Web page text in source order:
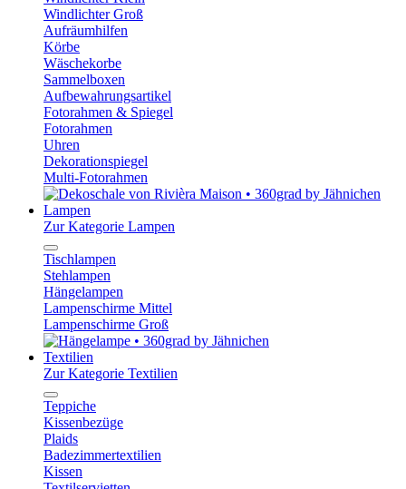
Windlichter Groß
Aufräumhilfen
Körbe
Wäschekorbe
Sammelboxen
Aufbewahrungsartikel
Fotorahmen & Spiegel
Fotorahmen
Uhren
Dekorationspiegel
Multi-Fotorahmen
Lampen
Zur Kategorie Lampen
Tischlampen
Stehlampen
Hängelampen
Lampenschirme Mittel
Lampenschirme Groß
Textilien
Zur Kategorie Textilien
Teppiche
Kissenbezüge
Plaids
Badezimmertextilien
Kissen